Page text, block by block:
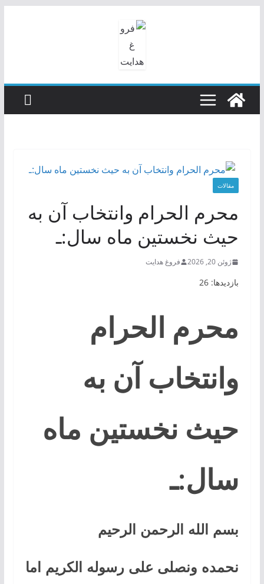
مقالات
محرم الحرام وانتخاب آن به
حیث نخستین ماه سال:ـ
ژوئن 20, 2026 فروغ هدایت
بازدیدها: 26
محرم الحرام
وانتخاب آن به
حیث نخستین ماه
سال:ـ
بسم الله الرحمن الرحیم
نحمده ونصلی علی رسوله الکریم اما